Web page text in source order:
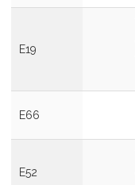
E19
E66
E52